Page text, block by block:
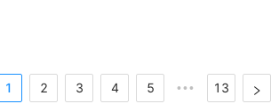
1 2 3 4 5 ••• 13